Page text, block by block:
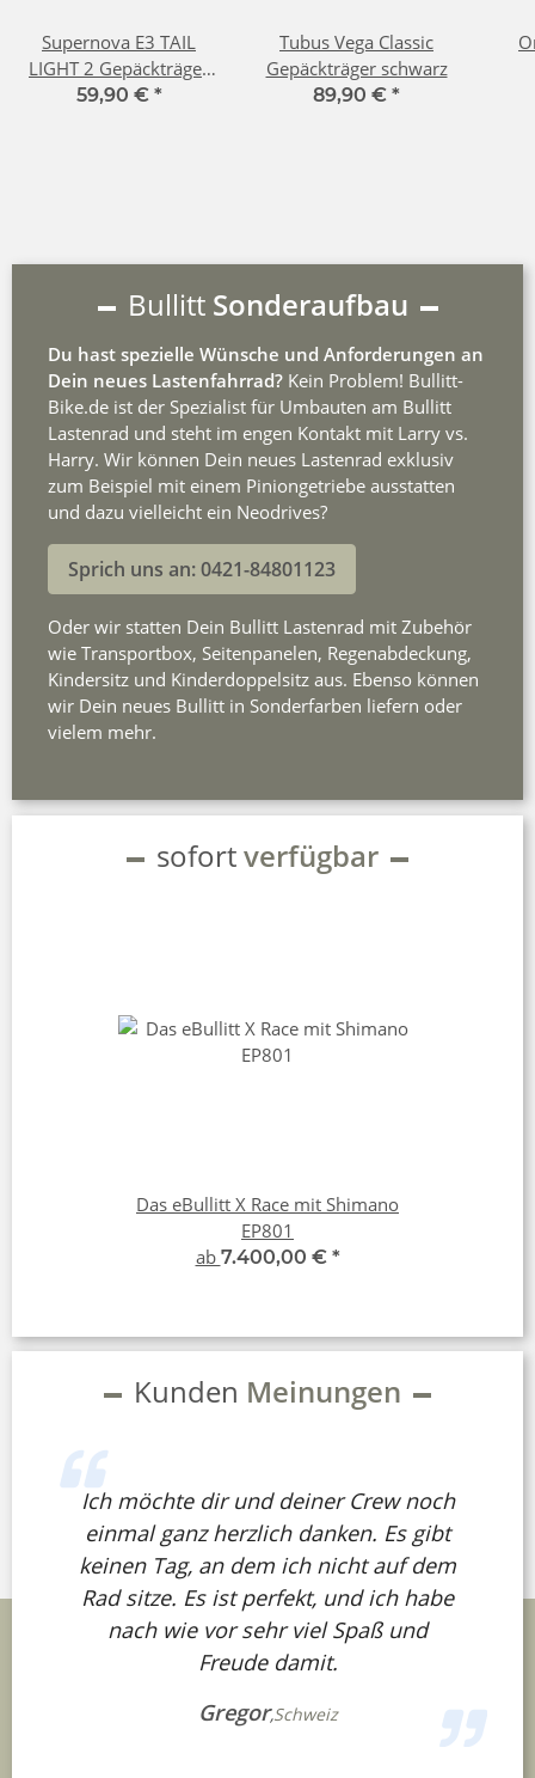
Supernova E3 TAIL
LIGHT 2 Gepäckträger
Kabelausgang unten
59,90 € *
Tubus Vega Classic
Gepäckträger schwarz
89,90 € *
Bullitt Sonderaufbau
Du hast spezielle Wünsche und Anforderungen an
Dein neues Lastenfahrrad? Kein Problem! Bullitt-
Bike.de ist der Spezialist für Umbauten am Bullitt
Lastenrad und steht im engen Kontakt mit Larry vs.
Harry. Wir können Dein neues Lastenrad exklusiv
zum Beispiel mit einem Piniongetriebe ausstatten
und dazu vielleicht ein Neodrives?
Sprich uns an: 0421-84801123
Oder wir statten Dein Bullitt Lastenrad mit Zubehör
wie Transportbox, Seitenpanelen, Regenabdeckung,
Kindersitz und Kinderdoppelsitz aus. Ebenso können
wir Dein neues Bullitt in Sonderfarben liefern oder
vielem mehr.
sofortverfügbar
Das eBullitt X Race mit Shimano
EP801
ab 7.400,00 € *
Kunden Meinungen
Ich möchte dir und deiner Crew noch
einmal ganz herzlich danken. Es gibt
keinen Tag, an dem ich nicht auf dem
Rad sitze. Es ist perfekt, und ich habe
nach wie vor sehr viel Spaß und
Freude damit.
Gregor,Schweiz